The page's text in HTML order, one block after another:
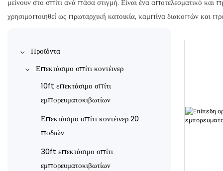
μείνουν στο σπίτι ανά πάσα στιγμή. Είναι ένα αποτελεσματικό
χρησιμοποιηθεί ως πρωταρχική κατοικία, καμπίνα διακοπών και
Προϊόντα
Επεκτάσιμο σπίτι κοντέινερ
10ft επεκτάσιμο σπίτι
εμπορευματοκιβωτίων
Επεκτάσιμο σπίτι κοντέινερ 20
ποδιών
30ft επεκτάσιμο σπίτι
εμπορευματοκιβωτίων